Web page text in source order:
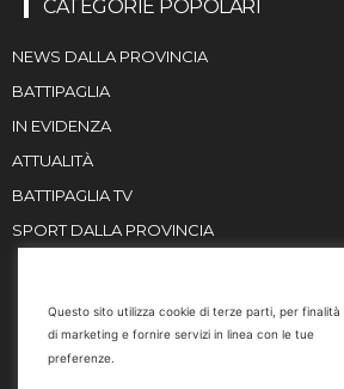
CATEGORIE POPOLARI
NEWS DALLA PROVINCIA
BATTIPAGLIA
IN EVIDENZA
ATTUALITÀ
BATTIPAGLIA TV
SPORT DALLA PROVINCIA
Email
Questo sito utilizza cookie di terze parti, per finalità
di marketing e fornire servizi in linea con le tue
preferenze.